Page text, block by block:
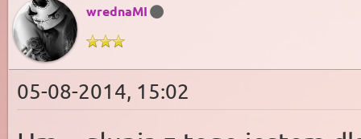
wrednaMI
05-08-2014, 15:02